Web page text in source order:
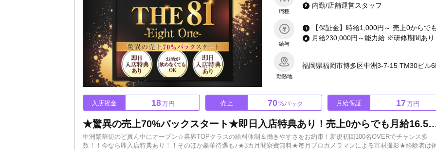
職種
内勤/店舗運営スタッフ
給与
勤務地
福岡県福岡市博多区中洲3-7-15 TM30ビル
入店祝金 18万円 売上 70%バック 月給保証 17万円
★驚異の売上70%バックスタート★即日入店特典あり！売上0からでも月給16.5万円！お酒が飲めなくてもOK◎学生・アルバイト
中洲繁華街のど真ん中にオープン☆業界TOPクラスの給料体制＆働きやすさをお約束！新規初回100名OVERでチャンス多
数！！今なら即入店特典あり！！そのほか豪華待遇も♪★3カ月間寮費無料★毎月プロカメラマンによる宣材撮影★経験者は